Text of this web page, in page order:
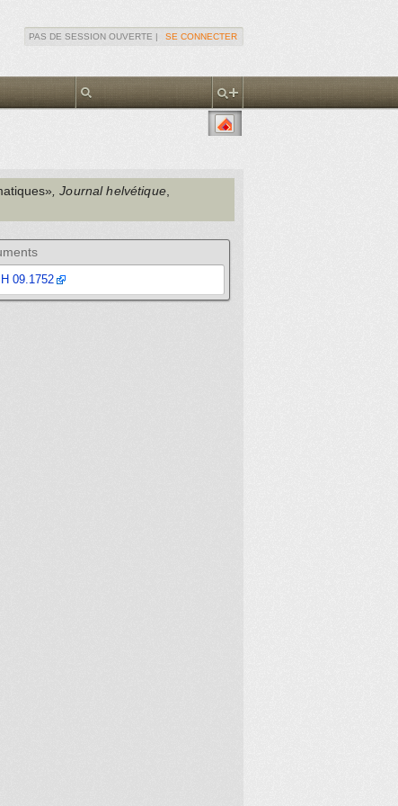
PAS DE SESSION OUVERTE | SE CONNECTER
, Journal helvétique,
09.1752